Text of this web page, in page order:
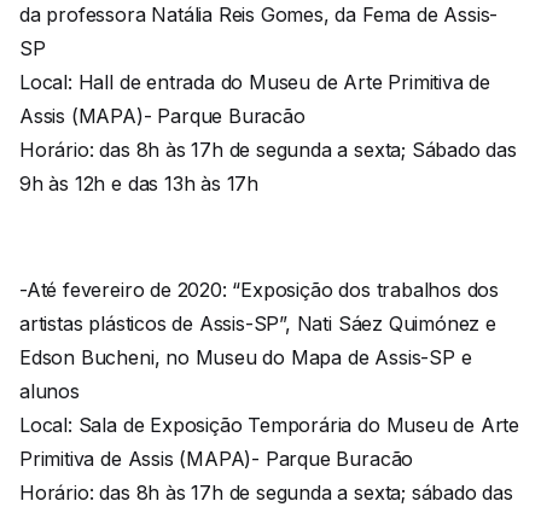
da professora Natália Reis Gomes, da Fema de Assis-
SP
Local: Hall de entrada do Museu de Arte Primitiva de
Assis (MAPA)- Parque Buracão
Horário: das 8h às 17h de segunda a sexta; Sábado das
9h às 12h e das 13h às 17h
-Até fevereiro de 2020: “Exposição dos trabalhos dos
artistas plásticos de Assis-SP”, Nati Sáez Quimónez e
Edson Bucheni, no Museu do Mapa de Assis-SP e
alunos
Local: Sala de Exposição Temporária do Museu de Arte
Primitiva de Assis (MAPA)- Parque Buracão
Horário: das 8h às 17h de segunda a sexta; sábado das